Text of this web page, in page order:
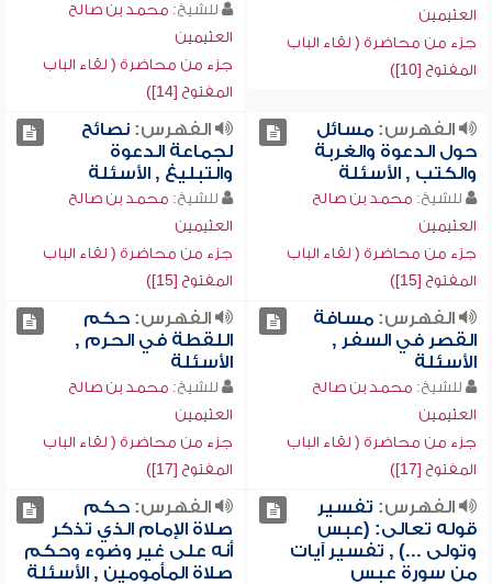
العثيمين
جزء من محاضرة ( لقاء الباب
المفتوح [10])
للشيخ: محمد بن صالح
العثيمين
جزء من محاضرة ( لقاء الباب
المفتوح [14])
الفهرس:مسائل
حول الدعوة والغربة
والكتب , الأسئلة
للشيخ: محمد بن صالح
العثيمين
جزء من محاضرة ( لقاء الباب
المفتوح [15])
الفهرس:نصائح
لجماعة الدعوة
والتبليغ , الأسئلة
للشيخ: محمد بن صالح
العثيمين
جزء من محاضرة ( لقاء الباب
المفتوح [15])
الفهرس:مسافة
القصر في السفر ,
الأسئلة
للشيخ: محمد بن صالح
العثيمين
جزء من محاضرة ( لقاء الباب
المفتوح [17])
الفهرس:حكم
اللقطة في الحرم ,
الأسئلة
للشيخ: محمد بن صالح
العثيمين
جزء من محاضرة ( لقاء الباب
المفتوح [17])
الفهرس: تفسير
قوله تعالى: (عبس
وتولى ...) , تفسير آيات
من سورة عبس
الفهرس:حكم
صلاة الإمام الذي تذكر
أنه على غير وضوء وحكم
صلاة المأمومين , الأسئلة